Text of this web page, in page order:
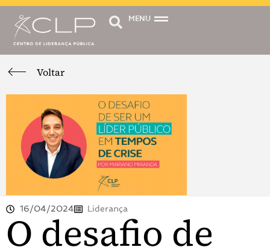
MENU
Voltar
16/04/2024 Liderança
O desafio de